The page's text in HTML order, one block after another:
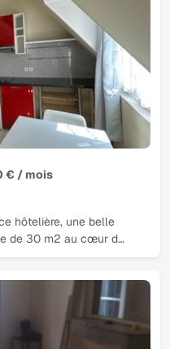
€ / mois
hôtelière, une belle
de 30 m2 au cœur d…